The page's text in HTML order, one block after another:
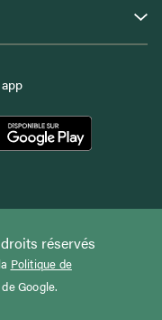
réservés
Politique de
de Google.